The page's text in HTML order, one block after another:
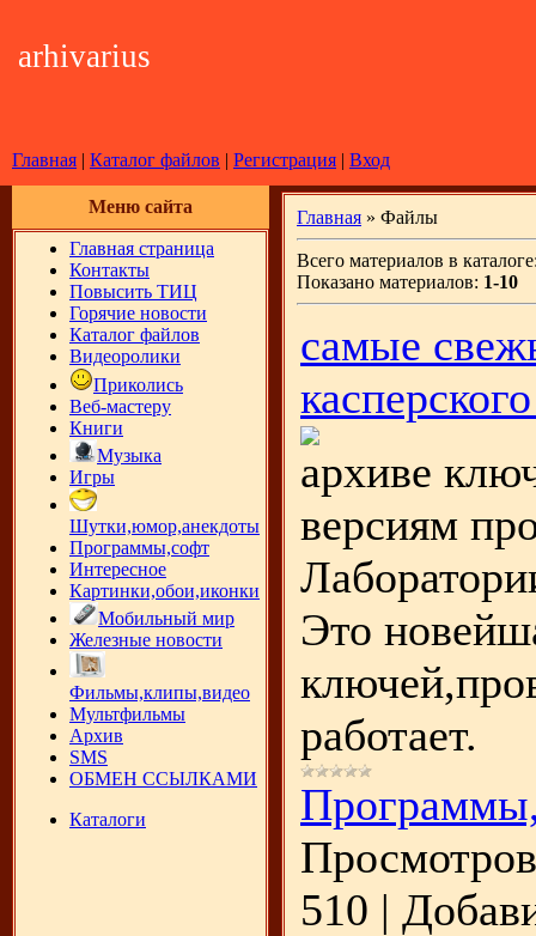
arhivarius
Главная | Каталог файлов | Регистрация | Вход
Меню сайта
Главная страница
Контакты
Повысить ТИЦ
Горячие новости
Каталог файлов
Видеоролики
Приколись
Веб-мастеру
Книги
Музыка
Игры
Шутки,юмор,анекдоты
Программы,софт
Интересное
Картинки,обои,иконки
Мобильный мир
Железные новости
Фильмы,клипы,видео
Мультфильмы
Архив
SMS
ОБМЕН ССЫЛКАМИ
Каталоги
Главная » Файлы
Всего материалов в
Показано материалов: 1-10
самые
архиве
версиям
Это
работает.
510 |